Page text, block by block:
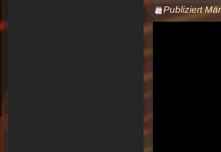
Publiziert